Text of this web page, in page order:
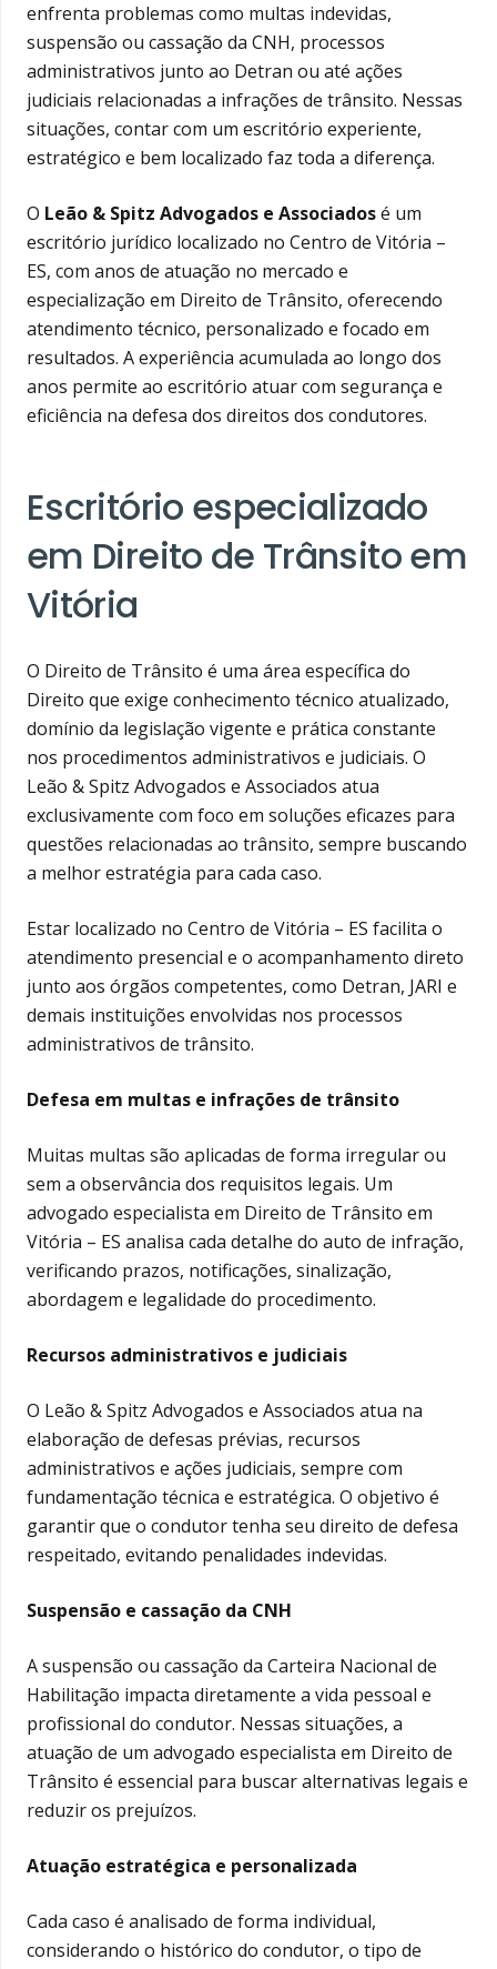
enfrenta problemas como multas indevidas,
suspensão ou cassação da CNH, processos
administrativos junto ao Detran ou até ações
judiciais relacionadas a infrações de trânsito. Nessas
situações, contar com um escritório experiente,
estratégico e bem localizado faz toda a diferença.
O Leão & Spitz Advogados e Associadosé um
escritório jurídico localizado no Centro de Vitória –
ES, com anos de atuação no mercado e
especialização em Direito de Trânsito, oferecendo
atendimento técnico, personalizado e focado em
resultados. A experiência acumulada ao longo dos
anos permite ao escritório atuar com segurança e
eficiência na defesa dos direitos dos condutores.
Escritório especializado
em Direito de Trânsito em
Vitória
O Direito de Trânsito é uma área específica do
Direito que exige conhecimento técnico atualizado,
domínio da legislação vigente e prática constante
nos procedimentos administrativos e judiciais. O
Leão & Spitz Advogados e Associados atua
exclusivamente com foco em soluções eficazes para
questões relacionadas ao trânsito, sempre buscando
a melhor estratégia para cada caso.
Estar localizado no Centro de Vitória – ES facilita o
atendimento presencial e o acompanhamento direto
junto aos órgãos competentes, como Detran, JARI e
demais instituições envolvidas nos processos
administrativos de trânsito.
Defesa em multas e infrações de trânsito
Muitas multas são aplicadas de forma irregular ou
sem a observância dos requisitos legais. Um
advogado especialista em Direito de Trânsito em
Vitória – ES analisa cada detalhe do auto de infração,
verificando prazos, notificações, sinalização,
abordagem e legalidade do procedimento.
Recursos administrativos e judiciais
O Leão & Spitz Advogados e Associados atua na
elaboração de defesas prévias, recursos
administrativos e ações judiciais, sempre com
fundamentação técnica e estratégica. O objetivo é
garantir que o condutor tenha seu direito de defesa
respeitado, evitando penalidades indevidas.
Suspensão e cassação da CNH
A suspensão ou cassação da Carteira Nacional de
Habilitação impacta diretamente a vida pessoal e
profissional do condutor. Nessas situações, a
atuação de um advogado especialista em Direito de
Trânsito é essencial para buscar alternativas legais e
reduzir os prejuízos.
Atuação estratégica e personalizada
Cada caso é analisado de forma individual,
considerando o histórico do condutor, o tipo de